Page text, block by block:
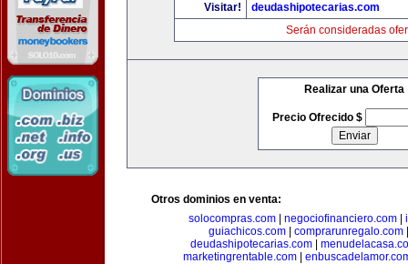
Visitar!
deudashipotecarias.com
Serán consideradas
Realizar una Oferta
Precio Ofrecido $
Otros dominios en venta:
solocompras.com| negociofinanciero.com|
guiachicos.com
comprarunregalo.com
deudashipotecarias.com|
marketingrentable.com|